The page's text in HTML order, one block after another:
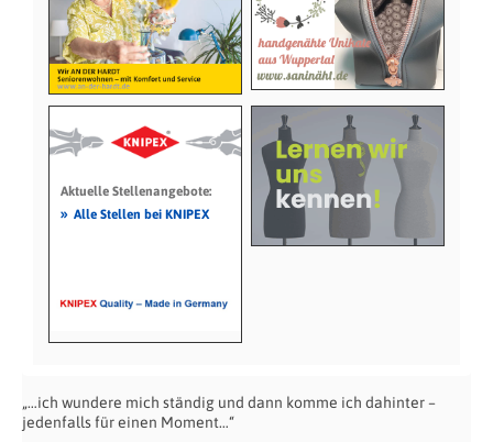
Aktuelle Stellenangebote:
» Alle Stellen bei KNIPEX
„…ich wundere mich ständig und dann komme ich dahinter –
jedenfalls für einen Moment…“